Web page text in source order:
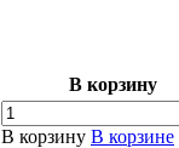
В корзину
В корзину В корзине